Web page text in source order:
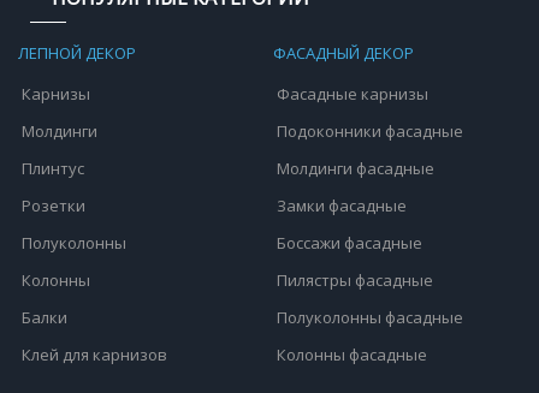
ЛЕПНОЙ ДЕКОР
Карнизы
Молдинги
Плинтус
Розетки
Полуколонны
Колонны
Балки
Клей для карнизов
ФАСАДНЫЙ ДЕКОР
Фасадные карнизы
Подоконники фасадные
Молдинги фасадные
Замки фасадные
Боссажи фасадные
Пилястры фасадные
Полуколонны фасадные
Колонны фасадные